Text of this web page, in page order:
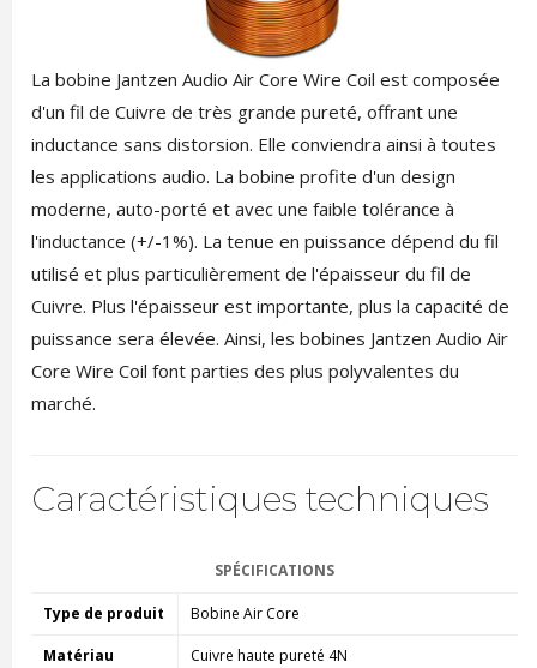
La bobine Jantzen Audio Air Core Wire Coil est composée
d'un fil de Cuivre de très grande pureté, offrant une
inductance sans distorsion. Elle conviendra ainsi à toutes
les applications audio. La bobine profite d'un design
moderne, auto-porté et avec une faible tolérance à
l'inductance (+/-1%). La tenue en puissance dépend du fil
utilisé et plus particulièrement de l'épaisseur du fil de
Cuivre. Plus l'épaisseur est importante, plus la capacité de
puissance sera élevée. Ainsi, les bobines Jantzen Audio Air
Core Wire Coil font parties des plus polyvalentes du
marché.
Caractéristiques techniques
SPÉCIFICATIONS
Type de produit Bobine Air Core
Matériau Cuivre haute pureté 4N